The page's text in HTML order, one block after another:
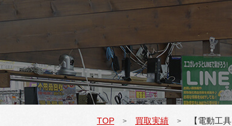
TOP > 買取実績 > 【電動工